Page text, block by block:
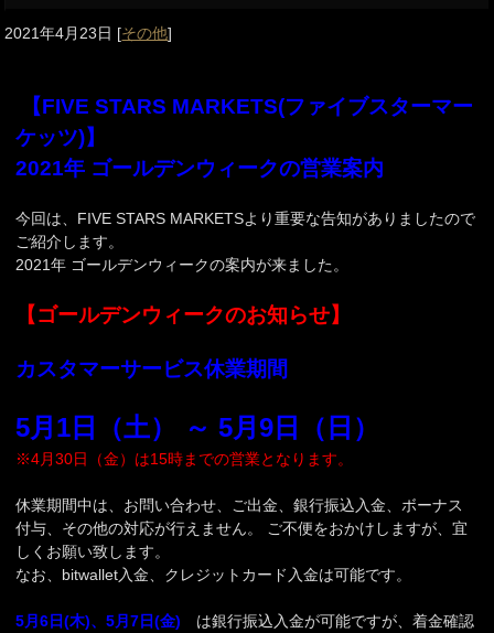
2021年4月23日 [その他]
【FIVE STARS MARKETS(ファイブスターマー
ケッツ)】
2021年 ゴールデンウィークの営業案内
今回は、FIVE STARS MARKETSより重要な告知がありましたので
ご紹介します。
2021年 ゴールデンウィークの案内が来ました。
【ゴールデンウィークのお知らせ】
カスタマーサービス休業期間
5月1日（土） ～ 5月9日（日）
※4月30日（金）は15時までの営業となります。
休業期間中は、お問い合わせ、ご出金、銀行振込入金、ボーナス
付与、その他の対応が行えません。 ご不便をおかけしますが、宜
しくお願い致します。
なお、bitwallet入金、クレジットカード入金は可能です。
5月6日(木)、5月7日(金) は銀行振込入金が可能ですが、着金確認